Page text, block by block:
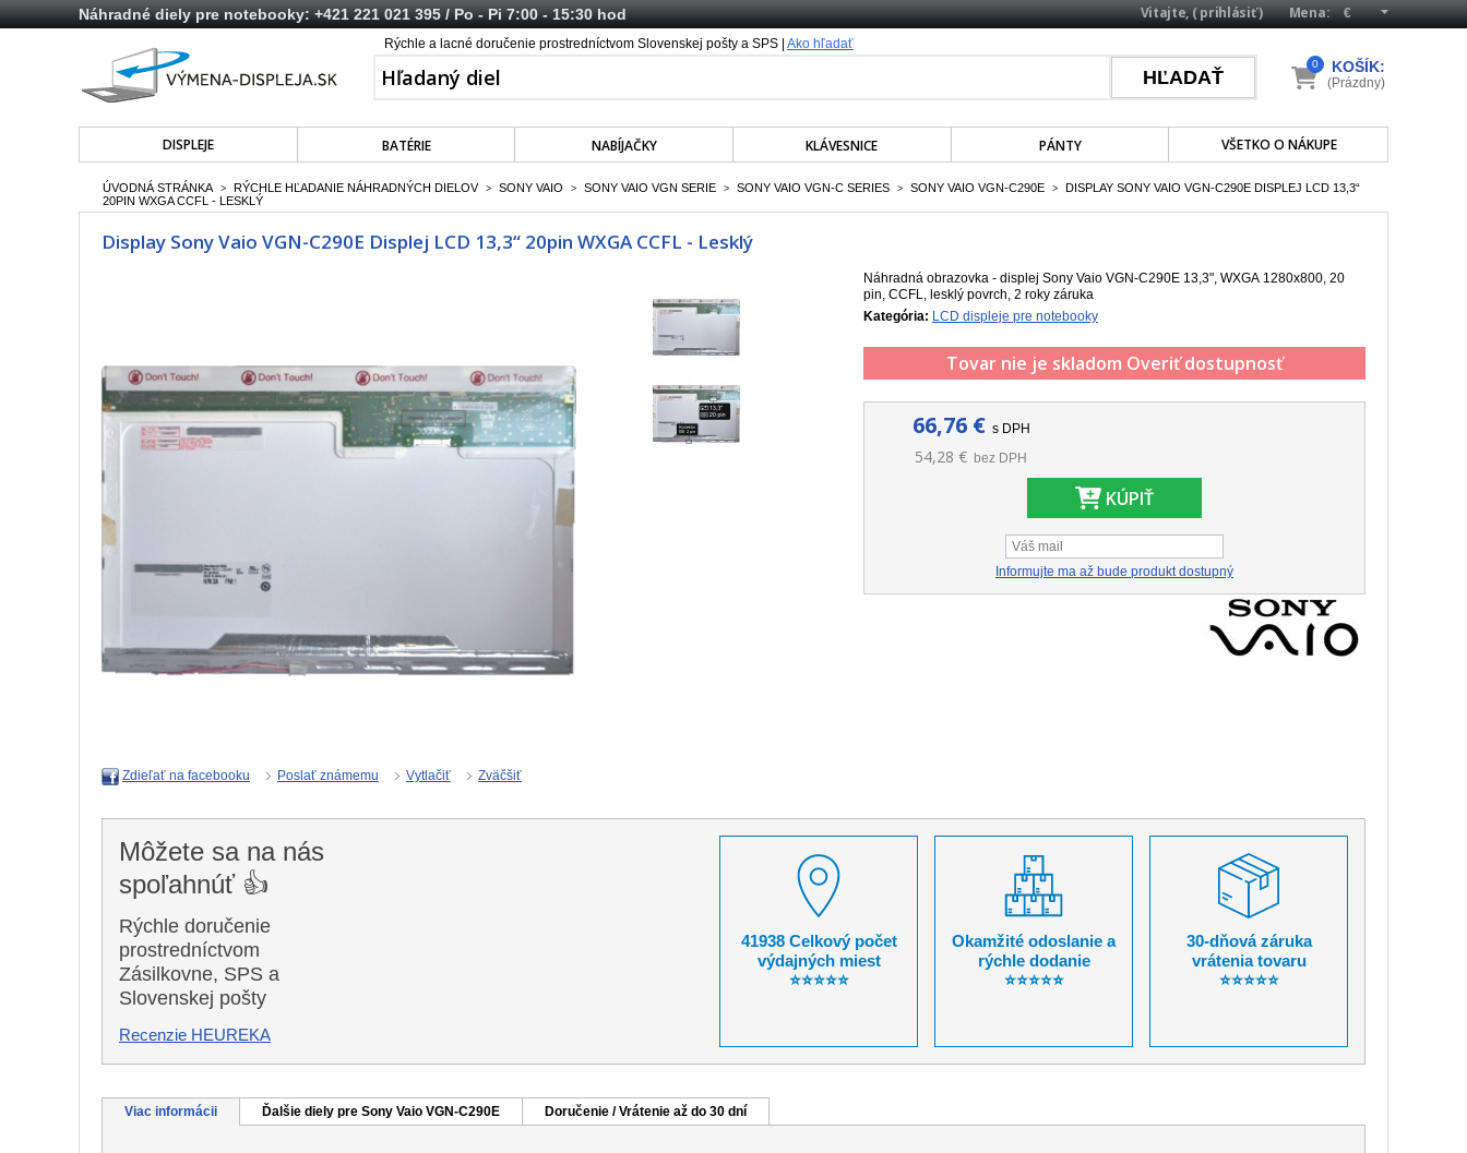
Náhradné diely pre notebooky:+421 221 021 395/ Po - Pi 7:00 - 15:30 hod Mena:
Vitajte, (prihlásiť)
Rýchle a lacné doručenie prostredníctvom Slovenskej pošty a SPS | Ako hľadať
DISPLEJE BATÉRIE NABÍJAČKY KLÁVESNICE PÁNTY VŠETKO O NÁKUPE
KOŠÍK:
0
(Prázdny)
ÚVODNÁ STRÁNKA > RÝCHLE HĽADANIE NÁHRADNÝCH DIELOV > SONY VAIO > SONY VAIO VGN SERIE > SONY VAIO VGN-C SERIES > SONY VAIO VGN-C290E >
DISPLAY SONY VAIO VGN-C290E DISPLEJ LCD 13,3“
20PIN WXGA CCFL - LESKLÝ
Display Sony Vaio VGN-C290E Displej LCD 13,3“ 20pin WXGA CCFL - Lesklý
Náhradná obrazovka - displej Sony Vaio VGN-C290E 13,3", WXGA 1280x800, 20
pin, CCFL, lesklý povrch, 2 roky záruka
Kategória: LCD displeje pre notebooky
Tovar nie je skladom Overiť dostupnosť
66,76 € s DPH
54,28 € bez DPH
KÚPIŤ
Informujte ma až bude produkt dostupný
Zdieľať na facebooku Poslať známemu Vytlačiť Zväčšiť
Môžete sa na nás
spoľahnúť 👍
Rýchle doručenie
prostredníctvom
Zásilkovne, SPS a
Slovenskej pošty
Recenzie HEUREKA
41938 Celkový počet
výdajných miest
⭐⭐⭐⭐⭐
Okamžité odoslanie a
rýchle dodanie
⭐⭐⭐⭐⭐
30-dňová záruka
vrátenia tovaru
⭐⭐⭐⭐⭐
Viac informácii Ďalšie diely pre Sony Vaio VGN-C290E Doručenie / Vrátenie až do 30 dní